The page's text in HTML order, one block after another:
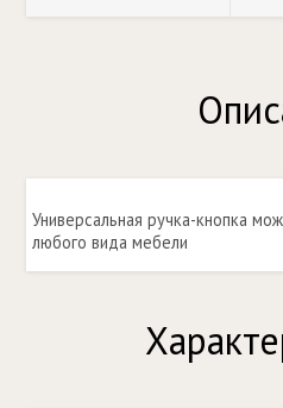
Универсальная ручка-кнопка
любого вида мебели